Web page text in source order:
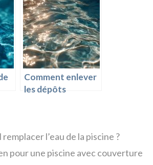
sel ?
Comment enlever
les dépôts
l’eau de la piscine ?
pour une piscine avec couverture